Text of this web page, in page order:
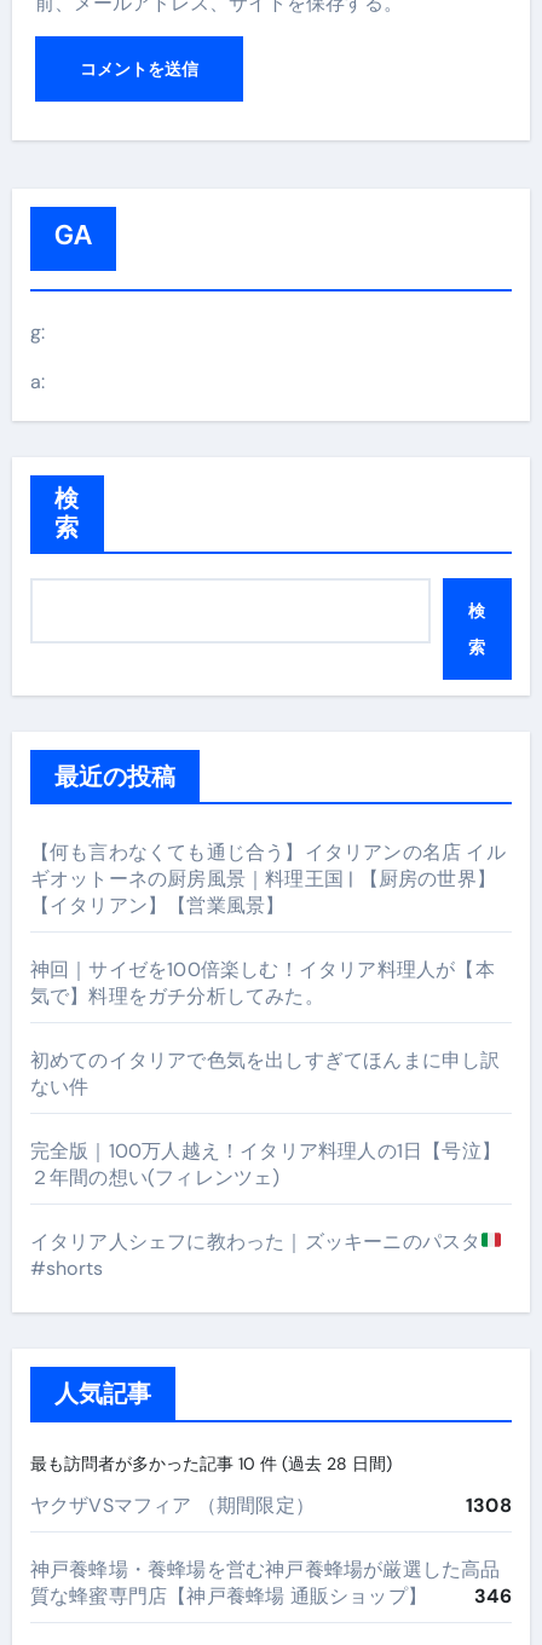
GA
g:
a:
検
索
検
索
最近の投稿
【何も言わなくても通じ合う】イタリアンの名店 イル
ギオットーネの厨房風景｜料理王国 | 【厨房の世界】
【イタリアン】【営業風景】
神回｜サイゼを100倍楽しむ！イタリア料理人が【本
気で】料理をガチ分析してみた。
初めてのイタリアで色気を出しすぎてほんまに申し訳
ない件
完全版｜100万人越え！イタリア料理人の1日【号泣】
２年間の想い(フィレンツェ)
イタリア人シェフに教わった｜ズッキーニのパスタ
#shorts
人気記事
最も訪問者が多かった記事 10 件 (過去 28 日間)
ヤクザVSマフィア （期間限定） 1308
神戸養蜂場・養蜂場を営む神戸養蜂場が厳選した高品
質な蜂蜜専門店【神戸養蜂場 通販ショップ】
346